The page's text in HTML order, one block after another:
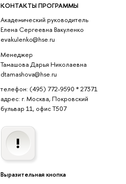
КОНТАКТЫ ПРОГРАММЫ
Академический руководитель
Елена Сергеевна Вакуленко
evakulenko@hse.ru
Менеджер
Тамашова Дарья Николаевна
dtamashova@hse.ru
телефон: (495) 772-9590 * 27371
адрес: г. Москва, Покровский
бульвар 11, офис T507
Выразительная кнопка